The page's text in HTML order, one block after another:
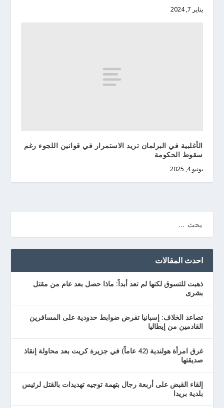
يناير 7, 2024
الأغلبية في البرلمان تريد الاستمرار في قوانين اللجوء رغم
سقوط الحكومة
يونيو 4, 2025
احدث المقالات
ذهبت للتسوق لكنها لم تعد أبداً: ماذا حصل بعد عام من مقتل
بشرى
تصاعد الخلاف: إسبانيا تفرض ضوابط حدودية على المسافرين
القادمين من إيطاليا
غرق امرأة هولندية (42 عاماً) في جزيرة كريت بعد محاولة إنقاذ
صديقتها
إلقاء القبض على أربعة رجال بتهمة توجيه تهديدات بالقتل لرئيس
بلدية بريدا